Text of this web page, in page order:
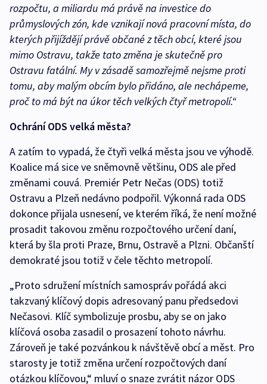
rozpočtu, a miliardu má právě na investice do
průmyslových zón, kde vznikají nová pracovní místa, do
kterých přijíždějí právě občané z těch obcí, které jsou
mimo Ostravu, takže tato změna je skutečně pro
Ostravu fatální. My v zásadě samozřejmě nejsme proti
tomu, aby malým obcím bylo přidáno, ale nechápeme,
proč to má být na úkor těch velkých čtyř metropolí.“
Ochrání ODS velká města?
A zatím to vypadá, že čtyři velká města jsou ve výhodě.
Koalice má sice ve sněmovně většinu, ODS ale před
změnami couvá. Premiér Petr Nečas (ODS) totiž
Ostravu a Plzeň nedávno podpořil. Výkonná rada ODS
dokonce přijala usnesení, ve kterém říká, že není možné
prosadit takovou změnu rozpočtového určení daní,
která by šla proti Praze, Brnu, Ostravě a Plzni. Občanští
demokraté jsou totiž v čele těchto metropolí.
„Proto sdružení místních samospráv pořádá akci
takzvaný klíčový dopis adresovaný panu předsedovi
Nečasovi. Klíč symbolizuje prosbu, aby se on jako
klíčová osoba zasadil o prosazení tohoto návrhu.
Zároveň je také pozvánkou k návštěvě obcí a měst. Pro
starosty je totiž změna určení rozpočtových daní
otázkou klíčovou,“ mluví o snaze zvrátit názor ODS